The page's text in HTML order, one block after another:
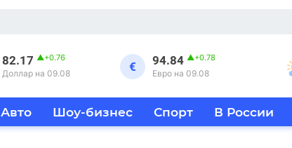
82.17 ▲+0.76
Доллар на 09.08 € 94.84 ▲+0.78
Евро на 09.08
Авто Шоу-бизнес Спорт В России